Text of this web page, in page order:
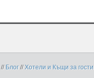
// Блог //Хотели и Къщи за гости